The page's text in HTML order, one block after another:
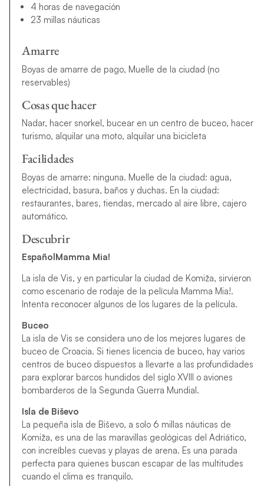
4 horas de navegación
23 millas náuticas
Amarre
Boyas de amarre de pago, Muelle de la ciudad (no
reservables)
Cosas que hacer
Nadar, hacer snorkel, bucear en un centro de buceo, hacer
turismo, alquilar una moto, alquilar una bicicleta
Facilidades
Boyas de amarre: ninguna. Muelle de la ciudad: agua,
electricidad, basura, baños y duchas. En la ciudad:
restaurantes, bares, tiendas, mercado al aire libre, cajero
automático.
Descubrir
EspañolMamma Mia!
La isla de Vis, y en particular la ciudad de Komiža, sirvieron
como escenario de rodaje de la película Mamma Mia!.
Intenta reconocer algunos de los lugares de la película.
Buceo
La isla de Vis se considera uno de los mejores lugares de
buceo de Croacia. Si tienes licencia de buceo, hay varios
centros de buceo dispuestos a llevarte a las profundidades
para explorar barcos hundidos del siglo XVIII o aviones
bombarderos de la Segunda Guerra Mundial.
Isla de Biševo
La pequeña isla de Biševo, a solo 6 millas náuticas de
Komiža, es una de las maravillas geológicas del Adriático,
con increíbles cuevas y playas de arena. Es una parada
perfecta para quienes buscan escapar de las multitudes
cuando el clima es tranquilo.